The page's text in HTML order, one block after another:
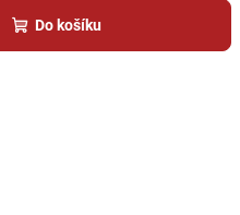
Do košíku